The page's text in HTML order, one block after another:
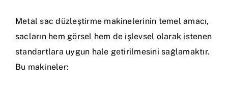
Metal sac düzleştirme makinelerinin temel amacı,
sacların hem görsel hem de işlevsel olarak istenen
standartlara uygun hale getirilmesini sağlamaktır.
Bu makineler: